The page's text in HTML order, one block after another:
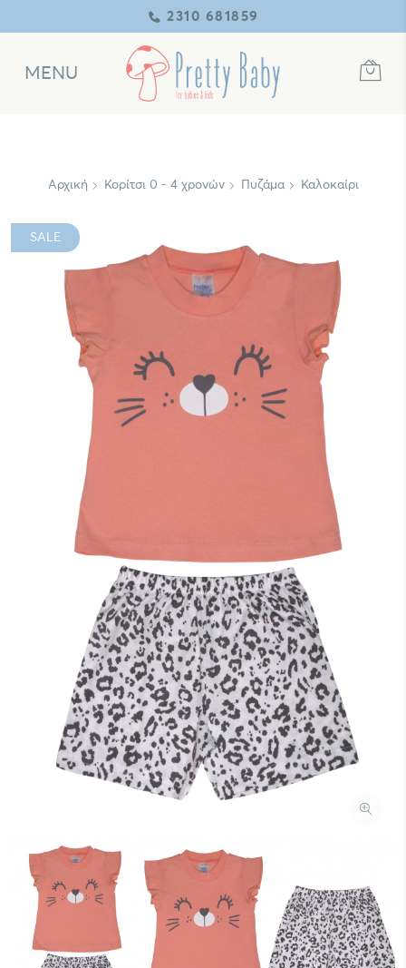
2310 681859
MENU
Αρχική Κορίτσι 0 - 4 χρονών Πυζάμα Καλοκαίρι
SALE